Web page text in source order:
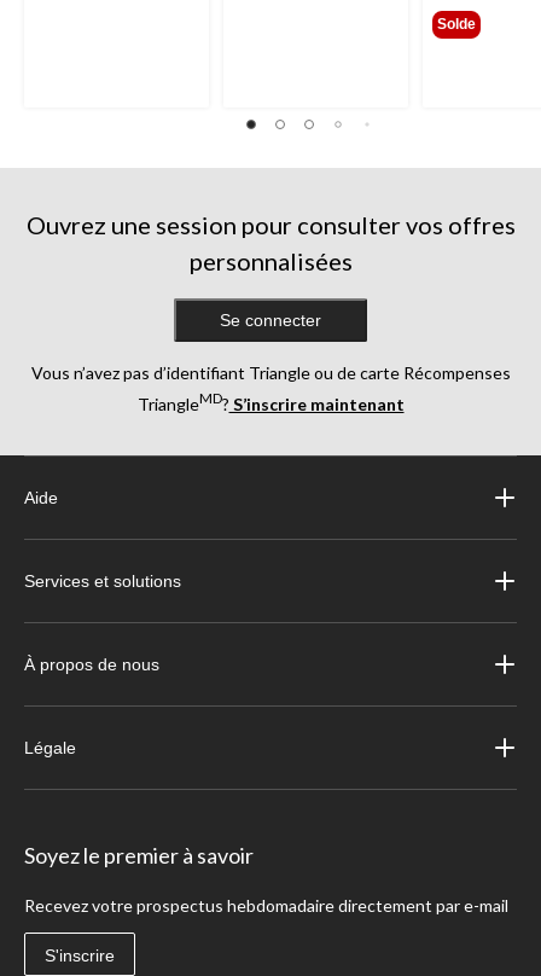
Solde
Ouvrez une session pour consulter vos offres
personnalisées
Se connecter
Vous n’avez pas d’identifiant Triangle ou de carte Récompenses
TriangleMD? S’inscrire maintenant
Aide
Services et solutions
À propos de nous
Légale
Soyez le premier à savoir
Recevez votre prospectus hebdomadaire directement par e-mail
S'inscrire